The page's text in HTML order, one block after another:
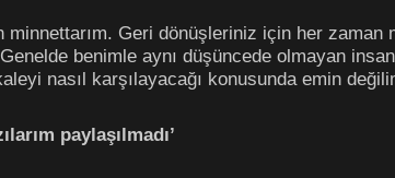
Geri dönüşleriniz için her zaman
benimle aynı düşüncede olmayan
nasıl karşılayacağı konusunda emin
paylaşılmadı’